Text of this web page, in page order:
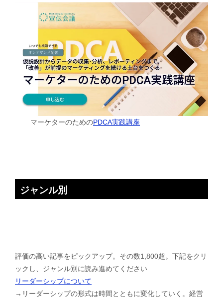
マーケターのためのPDCA実践講座
ジャンル別
評価の高い記事をピックアップ。その数1,800超。下記をクリ
ックし、ジャンル別に読み進めてください
リーダーシップについて
→リーダーシップの形式は時間とともに変化していく。経営